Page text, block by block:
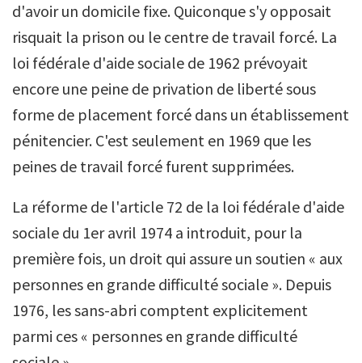
d'avoir un domicile fixe. Quiconque s'y opposait
risquait la prison ou le centre de travail forcé. La
loi fédérale d'aide sociale de 1962 prévoyait
encore une peine de privation de liberté sous
forme de placement forcé dans un établissement
pénitencier. C'est seulement en 1969 que les
peines de travail forcé furent supprimées.
La réforme de l'article 72 de la loi fédérale d'aide
sociale du 1er avril 1974 a introduit, pour la
première fois, un droit qui assure un soutien « aux
personnes en grande difficulté sociale ». Depuis
1976, les sans-abri comptent explicitement
parmi ces « personnes en grande difficulté